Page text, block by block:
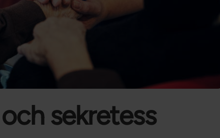
Förtroendevald
Student
sekretess